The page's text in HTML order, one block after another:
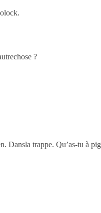
?
Dansla trappe. Qu’as-tu à